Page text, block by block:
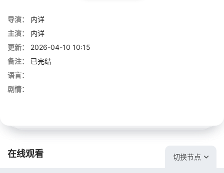
导演：
内详
主演：
内详
更新：
2026-04-10 10:15
备注：
已完结
语言：
剧情：
在线观看 切换节点